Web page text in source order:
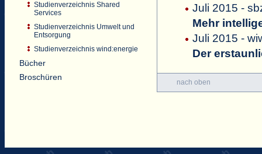
Studienverzeichnis Shared
Services
Studienverzeichnis Umwelt und
Entsorgung
Studienverzeichnis wind:energie
Bücher
Broschüren
Juli 2015 -
Mehr
Juli 2015 -
Der
nach oben